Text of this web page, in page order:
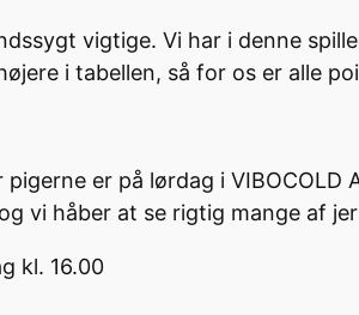
vigtige. Vi har i denne
i tabellen, så for os er alle
er på lørdag i VIBOCOLD
vi håber at se rigtig mange af
kl. 16.00